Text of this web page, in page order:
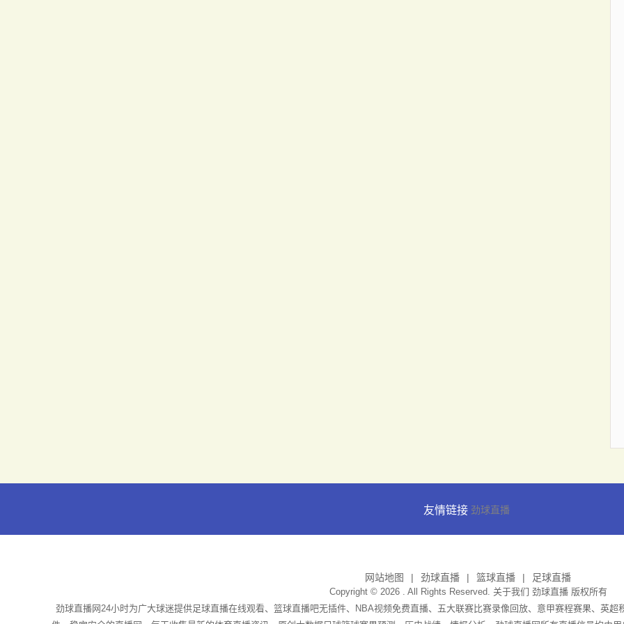
友情链接 劲球直播
网站地图 劲球直播 篮球直播 足球直播
Copyright © 2026 . All Rights Reserved. 关于我们 劲球直播版权所有
劲球直播网24小时为广大球迷提供足球直播在线观看、篮球直播吧无插件、NBA视频免费直播、五大联赛比赛录像回放、意甲赛程赛果、英